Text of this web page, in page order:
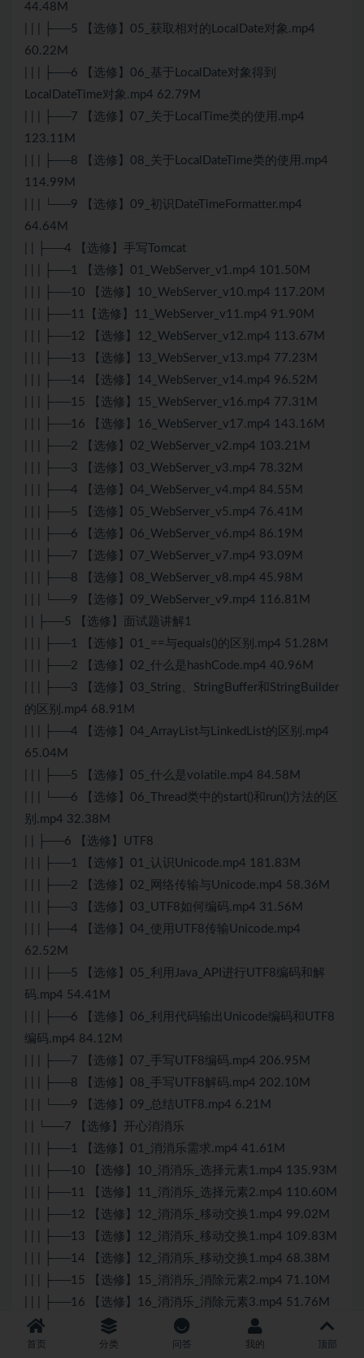
44.48M
| | | ├──5 【选修】05_获取相对的LocalDate对象.mp4
60.22M
| | | ├──6 【选修】06_基于LocalDate对象得到
LocalDateTime对象.mp4 62.79M
| | | ├──7 【选修】07_关于LocalTime类的使用.mp4
123.11M
| | | ├──8 【选修】08_关于LocalDateTime类的使用.mp4
114.99M
| | | └──9 【选修】09_初识DateTimeFormatter.mp4
64.64M
| | ├──4 【选修】手写Tomcat
| | | ├──1 【选修】01_WebServer_v1.mp4 101.50M
| | | ├──10 【选修】10_WebServer_v10.mp4 117.20M
| | | ├──11【选修】11_WebServer_v11.mp4 91.90M
| | | ├──12 【选修】12_WebServer_v12.mp4 113.67M
| | | ├──13 【选修】13_WebServer_v13.mp4 77.23M
| | | ├──14 【选修】14_WebServer_v14.mp4 96.52M
| | | ├──15 【选修】15_WebServer_v16.mp4 77.31M
| | | ├──16 【选修】16_WebServer_v17.mp4 143.16M
| | | ├──2 【选修】02_WebServer_v2.mp4 103.21M
| | | ├──3 【选修】03_WebServer_v3.mp4 78.32M
| | | ├──4 【选修】04_WebServer_v4.mp4 84.55M
| | | ├──5 【选修】05_WebServer_v5.mp4 76.41M
| | | ├──6 【选修】06_WebServer_v6.mp4 86.19M
| | | ├──7 【选修】07_WebServer_v7.mp4 93.09M
| | | ├──8 【选修】08_WebServer_v8.mp4 45.98M
| | | └──9 【选修】09_WebServer_v9.mp4 116.81M
| | ├──5 【选修】面试题讲解1
| | | ├──1 【选修】01_==与equals()的区别.mp4 51.28M
| | | ├──2 【选修】02_什么是hashCode.mp4 40.96M
| | | ├──3 【选修】03_String、StringBuffer和StringBuilder
的区别.mp4 68.91M
| | | ├──4 【选修】04_ArrayList与LinkedList的区别.mp4
65.04M
| | | ├──5 【选修】05_什么是volatile.mp4 84.58M
| | | └──6 【选修】06_Thread类中的start()和run()⽅法的区
别.mp4 32.38M
| | ├──6 【选修】UTF8
| | | ├──1 【选修】01_认识Unicode.mp4 181.83M
| | | ├──2 【选修】02_网络传输与Unicode.mp4 58.36M
| | | ├──3 【选修】03_UTF8如何编码.mp4 31.56M
| | | ├──4 【选修】04_使用UTF8传输Unicode.mp4
62.52M
| | | ├──5 【选修】05_利用Java_API进行UTF8编码和解
码.mp4 54.41M
| | | ├──6 【选修】06_利用代码输出Unicode编码和UTF8
编码.mp4 84.12M
| | | ├──7 【选修】07_手写UTF8编码.mp4 206.95M
| | | ├──8 【选修】08_手写UTF8解码.mp4 202.10M
| | | └──9 【选修】09_总结UTF8.mp4 6.21M
| | └──7 【选修】开心消消乐
| | | ├──1 【选修】01_消消乐需求.mp4 41.61M
| | | ├──10 【选修】10_消消乐_选择元素1.mp4 135.93M
| | | ├──11 【选修】11_消消乐_选择元素2.mp4 110.60M
| | | ├──12 【选修】12_消消乐_移动交换1.mp4 99.02M
| | | ├──13 【选修】12_消消乐_移动交换1.mp4 109.83M
| | | ├──14 【选修】12_消消乐_移动交换1.mp4 68.38M
| | | ├──15 【选修】15_消消乐_消除元素2.mp4 71.10M
| | | ├──16 【选修】16_消消乐_消除元素3.mp4 51.76M
| | | ├──17 【选修】16_消消乐_消除元素3.mp4 72.75M
| | | ├──18【选修】18_消消乐_消除元素5.mp4 101.53M
首页 分类 问答 我的 顶部